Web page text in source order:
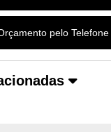
pelo Telefone